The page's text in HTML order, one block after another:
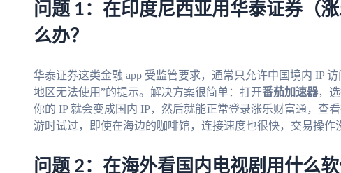
问题 1：在印度尼西亚用华泰证券（
么办？
华泰证券这类金融 app 受监管要求，通常只允许中国境内 IP
地区无法使用”的提示。解决方案很简单：打开番茄加速器，
你的 IP 就会变成国内 IP，然后就能正常登录涨乐财富通，查
游时试过，即使在海边的咖啡馆，连接速度也很快，交易操作
问题 2：在海外看国内电视剧用什么软